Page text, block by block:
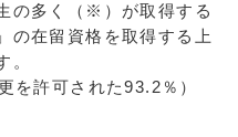
の多く（※）が取得する
の在留資格を取得する上
。
を許可された93.2％）